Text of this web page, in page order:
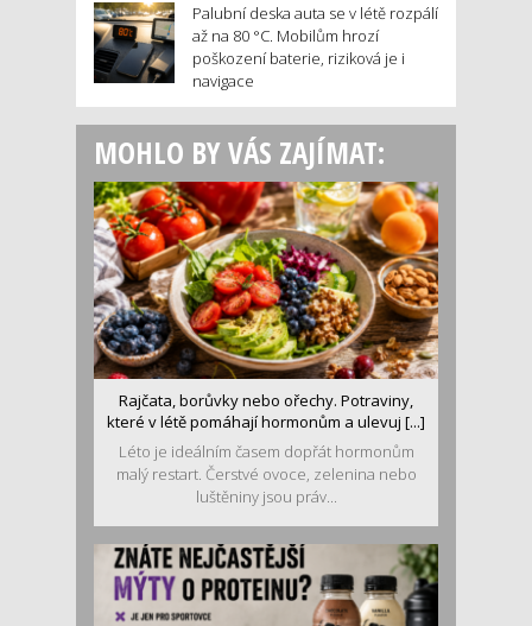
Palubní deska auta se v létě rozpálí
až na 80 °C. Mobilům hrozí
poškození baterie, riziková je i
navigace
MOHLO BY VÁS ZAJÍMAT:
Rajčata, borůvky nebo ořechy. Potraviny,
které v létě pomáhají hormonům a ulevuj [...]
Léto je ideálním časem dopřát hormonům
malý restart. Čerstvé ovoce, zelenina nebo
luštěniny jsou práv...